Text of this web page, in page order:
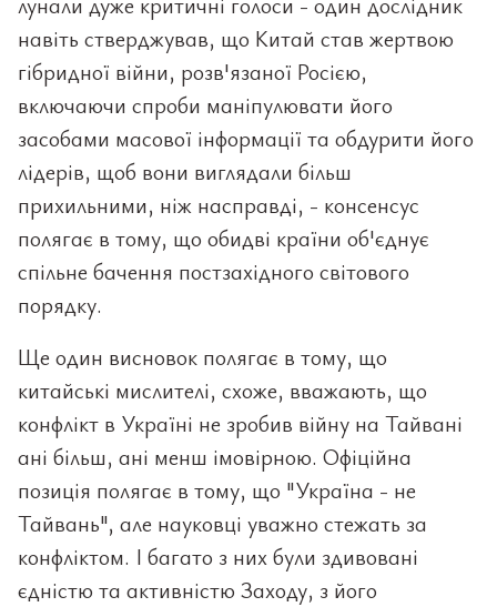
навіть стверджував, що Китай став жертвою
гібридної війни, розв'язаної Росією,
включаючи спроби маніпулювати його
засобами масової інформації та обдурити його
лідерів, щоб вони виглядали більш
прихильними, ніж насправді, - консенсус
полягає в тому, що обидві країни об'єднує
спільне бачення постзахідного світового
порядку.
Ще один висновок полягає в тому, що
китайські мислителі, схоже, вважають, що
конфлікт в Україні не зробив війну на Тайвані
ані більш, ані менш імовірною. Офіційна
позиція полягає в тому, що "Україна - не
Тайвань", але науковці уважно стежать за
конфліктом. І багато з них були здивовані
єдністю та активністю Заходу, з його